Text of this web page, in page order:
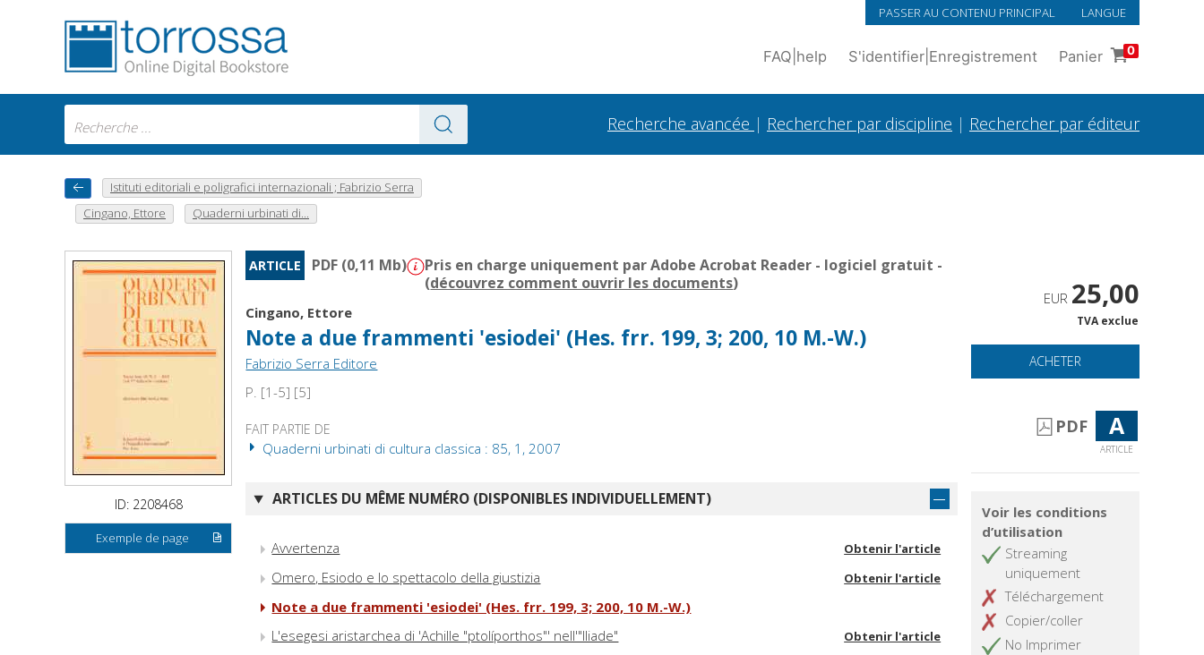
PASSER AU CONTENU PRINCIPAL LANGUE
FAQ help S'identifier Enregistrement Panier 0
Recherche avancée | Rechercher par discipline | Rechercher par éditeur
Istituti editoriali e poligrafici internazionali ; Fabrizio Serra
Cingano, Ettore
Quaderni urbinati di...
ID: 2208468
Exemple de page
ARTICLE PDF (0,11 Mb)
Pris en charge uniquement par Adobe Acrobat Reader - logiciel gratuit -
(découvrez comment ouvrir les documents)
Cingano, Ettore
Note a due frammenti 'esiodei' (Hes. frr. 199, 3; 200, 10 M.-W.)
Fabrizio Serra Editore
P. [1-5] [5]
FAIT PARTIE DE
Quaderni urbinati di cultura classica : 85, 1, 2007
ARTICLES DU MÊME NUMÉRO (DISPONIBLES INDIVIDUELLEMENT)
Avvertenza Obtenir l'article
Omero, Esiodo e lo spettacolo della giustizia Obtenir l'article
Note a due frammenti 'esiodei' (Hes. frr. 199, 3; 200, 10 M.-W.)
L'esegesi aristarchea di 'Achille "ptolíporthos"' nell'"Iliade"
Obtenir l'article
EUR 25,00
TVA exclue
ACHETER
PDF A
ARTICLE
Voir les conditions
d’utilisation
Streaming
uniquement
Téléchargement
Copier/coller
No Imprimer